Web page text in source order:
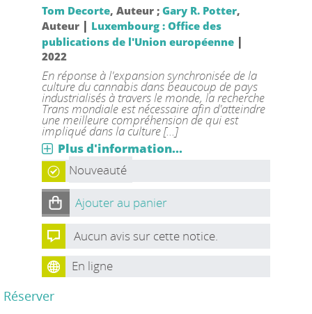
Tom Decorte, Auteur ; Gary R. Potter,
Auteur | Luxembourg : Office des
publications de l'Union européenne|
2022
En réponse à l'expansion synchronisée de la
culture du cannabis dans beaucoup de pays
industrialisés à travers le monde, la recherche
Trans mondiale est nécessaire afin d'atteindre
une meilleure compréhension de qui est
impliqué dans la culture [...]
Plus d'information...
Nouveauté
Ajouter au panier
Aucun avis sur cette notice.
En ligne
Réserver